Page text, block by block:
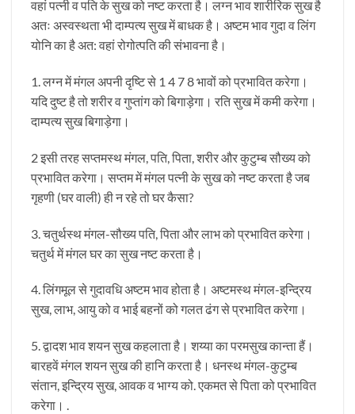
वहां पत्नी व पति के सुख को नष्ट करता है। लग्न भाव शारीरिक सुख है
अतः अस्वस्थता भी दाम्पत्य सुख में बाधक है। अष्टम भाव गुदा व लिंग
योनि का है अत: वहां रोगोत्पति की संभावना है।
1. लग्न में मंगल अपनी दृष्टि से 1 4 7 8 भावों को प्रभावित करेगा।
यदि दुष्ट है तो शरीर व गुप्तांग को बिगाड़ेगा। रति सुख में कमी करेगा।
दाम्पत्य सुख बिगाड़ेगा।
2 इसी तरह सप्तमस्थ मंगल, पति, पिता, शरीर और कुटुम्ब सौख्य को
प्रभावित करेगा। सप्तम में मंगल पत्नी के सुख को नष्ट करता है जब
गृहणी (घर वाली) ही न रहे तो घर कैसा?
3. चतुर्थस्थ मंगल-सौख्य पति, पिता और लाभ को प्रभावित करेगा।
चतुर्थ में मंगल घर का सुख नष्ट करता है।
4. लिंगमूल से गुदावधि अष्टम भाव होता है। अष्टमस्थ मंगल-इन्द्रिय
सुख, लाभ, आयु को व भाई बहनों को गलत ढंग से प्रभावित करेगा।
5. द्वादश भाव शयन सुख कहलाता है। शय्या का परमसुख कान्ता हैं।
बारहवें मंगल शयन सुख की हानि करता है। धनस्थ मंगल-कुटुम्ब
संतान, इन्द्रिय सुख, आवक व भाग्य को. एकमत से पिता को प्रभावित
करेगा। .